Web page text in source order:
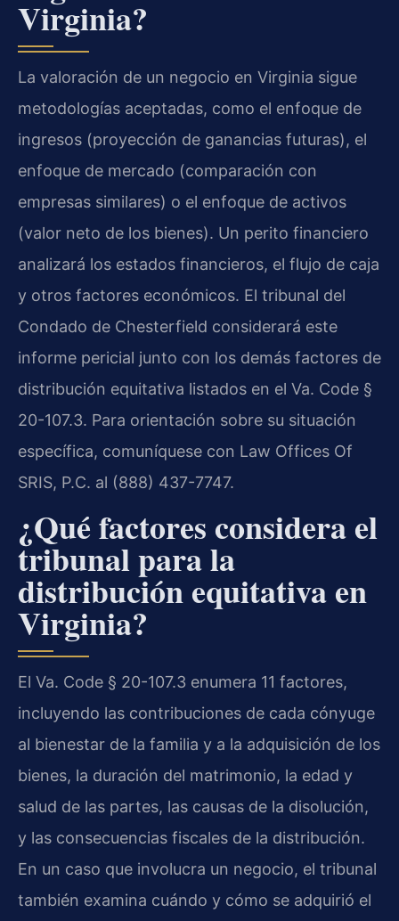
Virginia?
La valoración de un negocio en Virginia sigue
metodologías aceptadas, como el enfoque de
ingresos (proyección de ganancias futuras), el
enfoque de mercado (comparación con
empresas similares) o el enfoque de activos
(valor neto de los bienes). Un perito financiero
analizará los estados financieros, el flujo de caja
y otros factores económicos. El tribunal del
Condado de Chesterfield considerará este
informe pericial junto con los demás factores de
distribución equitativa listados en el Va. Code §
20-107.3. Para orientación sobre su situación
específica, comuníquese con Law Offices Of
SRIS, P.C. al (888) 437-7747.
¿Qué factores considera el
tribunal para la
distribución equitativa en
Virginia?
El Va. Code § 20-107.3 enumera 11 factores,
incluyendo las contribuciones de cada cónyuge
al bienestar de la familia y a la adquisición de los
bienes, la duración del matrimonio, la edad y
salud de las partes, las causas de la disolución,
y las consecuencias fiscales de la distribución.
En un caso que involucra un negocio, el tribunal
también examina cuándo y cómo se adquirió el